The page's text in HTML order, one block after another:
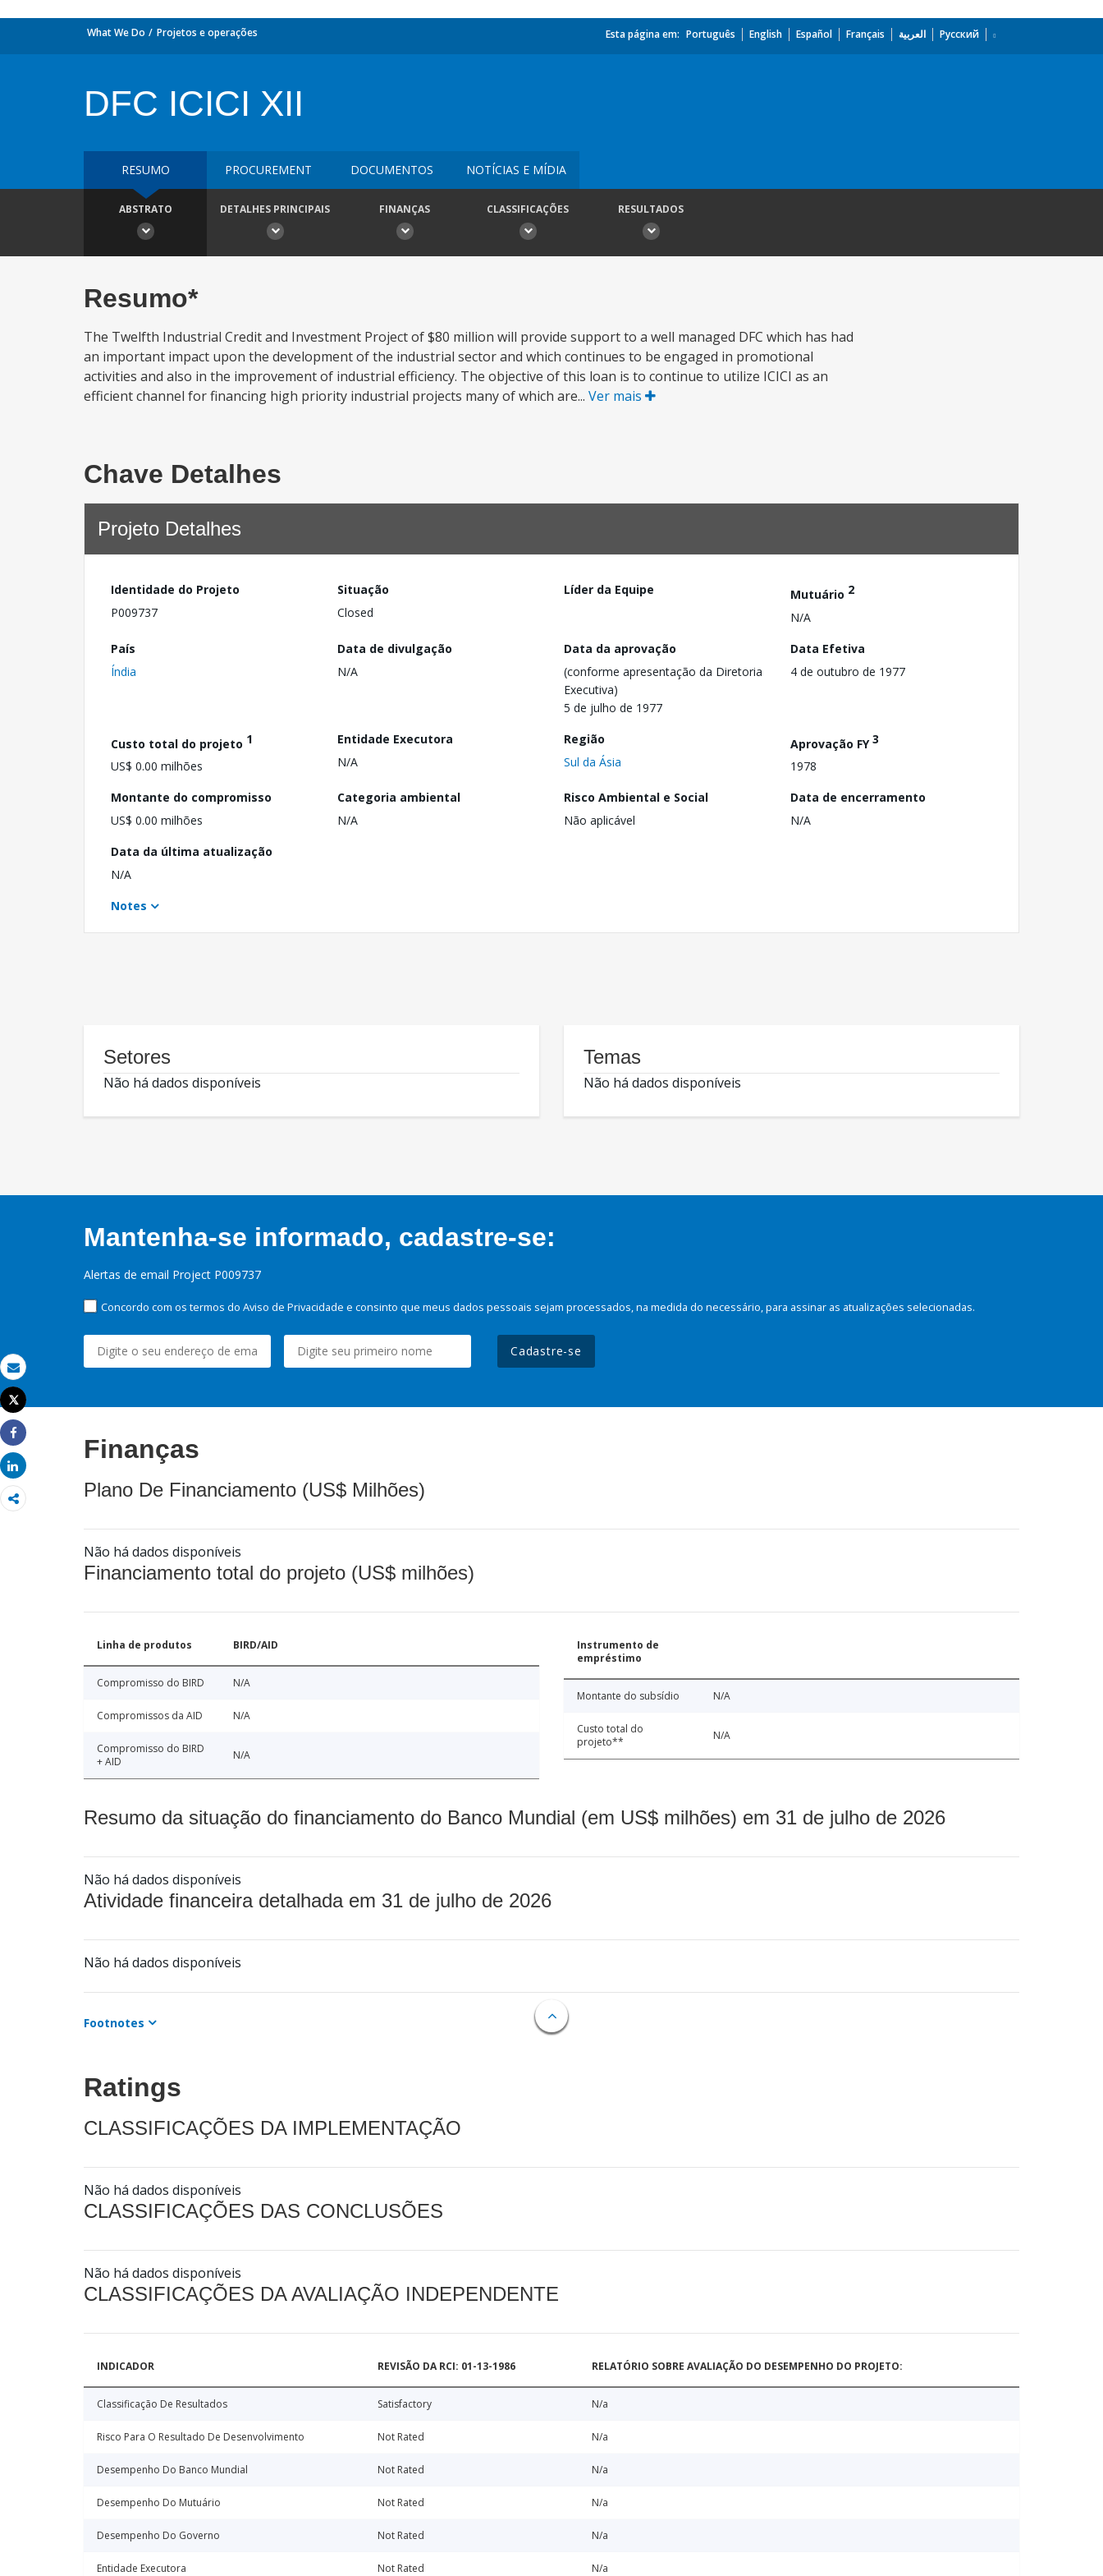
Email
Imprimir
Tweet
Share
Share
What We Do Projetos e operações Esta página em: Português English Español Français العربية Русский
DFC ICICI XII
RESUMO PROCUREMENT DOCUMENTOS NOTÍCIAS E MÍDIA
ABSTRATO DETALHES PRINCIPAIS FINANÇAS CLASSIFICAÇÕES RESULTADOS
Resumo*
The Twelfth Industrial Credit and Investment Project of $80 million will provide support to a well managed DFC which has had
an important impact upon the development of the industrial sector and which continues to be engaged in promotional
activities and also in the improvement of industrial efficiency. The objective of this loan is to continue to utilize ICICI as an
efficient channel for financing high priority industrial projects many of which are... Ver mais
Chave Detalhes
Projeto Detalhes
Identidade do Projeto
P009737
Situação
Closed
Líder da Equipe Mutuário 2
N/A
País
Índia
Data de divulgação
N/A
Data da aprovação
(conforme apresentação da Diretoria
Executiva)
5 de julho de 1977
Data Efetiva
4 de outubro de 1977
Custo total do projeto 1
US$ 0.00 milhões
Entidade Executora
N/A
Região
Sul da Ásia
Aprovação FY3
1978
Montante do compromisso
US$ 0.00 milhões
Categoria ambiental
N/A
Risco Ambiental e Social
Não aplicável
Data de encerramento
N/A
Data da última atualização
N/A
Notes
Setores
Não há dados disponíveis
Temas
Não há dados disponíveis
Mantenha-se informado, cadastre-se:
Alertas de email Project P009737
Concordo com os termos do Aviso de Privacidade e consinto que meus dados pessoais sejam processados, na medida do necessário, para assinar as atualizações selecionadas.
Cadastre-se
Finanças
Plano De Financiamento (US$ Milhões)
Não há dados disponíveis
Financiamento total do projeto (US$ milhões)
Linha de produtos BIRD/AID
Compromisso do BIRD N/A
Compromissos da AID N/A
Compromisso do BIRD
+ AID
N/A
Instrumento de
empréstimo
Montante do subsídio N/A
Custo total do
projeto**
N/A
Resumo da situação do financiamento do Banco Mundial (em US$ milhões) em 31 de julho de 2026
Não há dados disponíveis
Atividade financeira detalhada em 31 de julho de 2026
Não há dados disponíveis
Footnotes
Ratings
CLASSIFICAÇÕES DA IMPLEMENTAÇÃO
Não há dados disponíveis
CLASSIFICAÇÕES DAS CONCLUSÕES
Não há dados disponíveis
CLASSIFICAÇÕES DA AVALIAÇÃO INDEPENDENTE
INDICADOR REVISÃO DA RCI: 01-13-1986 RELATÓRIO SOBRE AVALIAÇÃO DO DESEMPENHO DO PROJETO:
Classificação De Resultados Satisfactory N/a
Risco Para O Resultado De Desenvolvimento Not Rated N/a
Desempenho Do Banco Mundial Not Rated N/a
Desempenho Do Mutuário Not Rated N/a
Desempenho Do Governo Not Rated N/a
Entidade Executora Not Rated N/a